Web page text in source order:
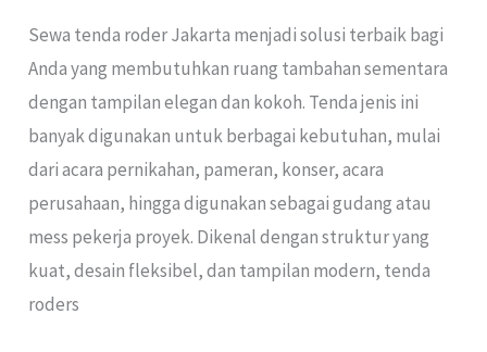
Sewa tenda roder Jakarta menjadi solusi terbaik bagi
Anda yang membutuhkan ruang tambahan sementara
dengan tampilan elegan dan kokoh. Tenda jenis ini
banyak digunakan untuk berbagai kebutuhan, mulai
dari acara pernikahan, pameran, konser, acara
perusahaan, hingga digunakan sebagai gudang atau
mess pekerja proyek. Dikenal dengan struktur yang
kuat, desain fleksibel, dan tampilan modern, tenda
roders